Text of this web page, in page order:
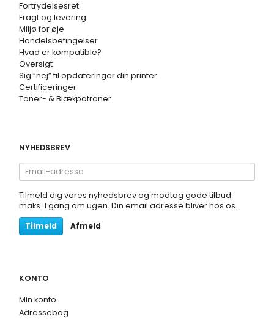
Fortrydelsesret
Fragt og levering
Miljø for øje
Handelsbetingelser
Hvad er kompatible?
Oversigt
Sig ”nej” til opdateringer din printer
Certificeringer
Toner- & Blækpatroner
NYHEDSBREV
Email-
adresse
Tilmeld dig vores nyhedsbrev og modtag gode tilbud
maks. 1 gang om ugen. Din email adresse bliver hos os.
Tilmeld
Afmeld
KONTO
Min konto
Adressebog